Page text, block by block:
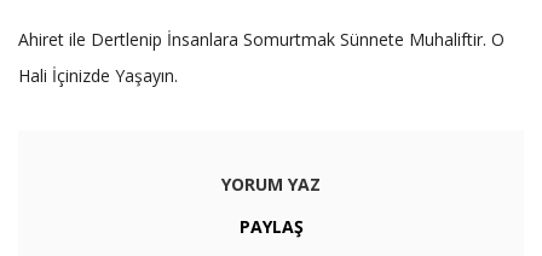
Ahiret ile Dertlenip İnsanlara Somurtmak Sünnete Muhaliftir. O
Hali İçinizde Yaşayın.
YORUM YAZ
PAYLAŞ